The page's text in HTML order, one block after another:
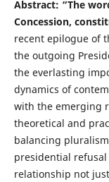
Abstract: “The
Concession,
recent epilogue of
the outgoing
the everlasting
dynamics of
with the emerging
theoretical and
balancing
presidential
relationship not